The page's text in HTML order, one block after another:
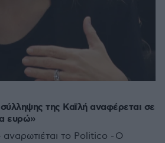
της Καϊλή αναφέρεται σε
ευρώ»
το Politico - Ο